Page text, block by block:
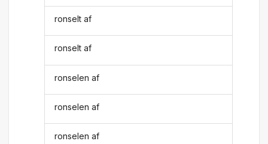
ronselt af
ronselt af
ronselen af
ronselen af
ronselen af